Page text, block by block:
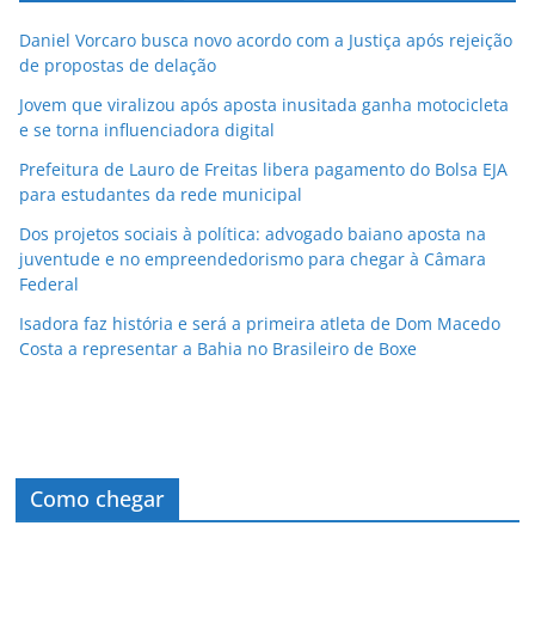
Daniel Vorcaro busca novo acordo com a Justiça após rejeição
de propostas de delação
Jovem que viralizou após aposta inusitada ganha motocicleta
e se torna influenciadora digital
Prefeitura de Lauro de Freitas libera pagamento do Bolsa EJA
para estudantes da rede municipal
Dos projetos sociais à política: advogado baiano aposta na
juventude e no empreendedorismo para chegar à Câmara
Federal
Isadora faz história e será a primeira atleta de Dom Macedo
Costa a representar a Bahia no Brasileiro de Boxe
Como chegar